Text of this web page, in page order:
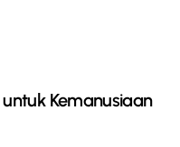
Kemanusiaan